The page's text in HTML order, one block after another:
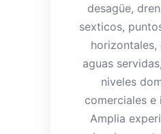
desagüe,
sexticos,
horizontales,
aguas
niveles
comerciales e
Amplia